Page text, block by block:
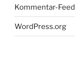
Kommentar-Feed
WordPress.org